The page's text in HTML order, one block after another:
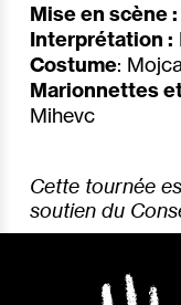
Mise en scène :
Interprétation :
Costume:
Marionnettes
Mihevc
Cette tournée
soutien du